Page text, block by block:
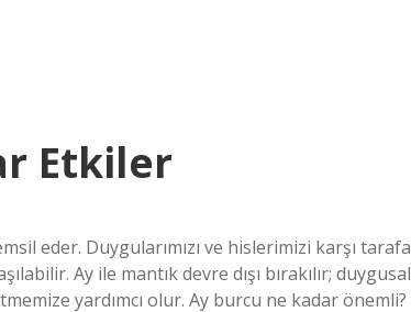
Etkiler
eder. Duygularımızı ve hislerimizi karşı tarafa
Ay ile mantık devre dışı bırakılır; duygusal
yardımcı olur. Ay burcu ne kadar önemli?